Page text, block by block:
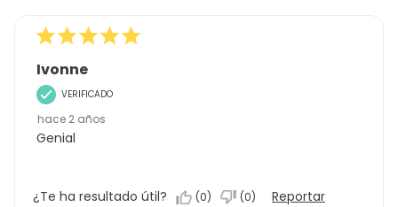
Ivonne
VERIFICADO
hace 2 años
Genial
¿Te ha resultado útil? (0) (0) Reportar